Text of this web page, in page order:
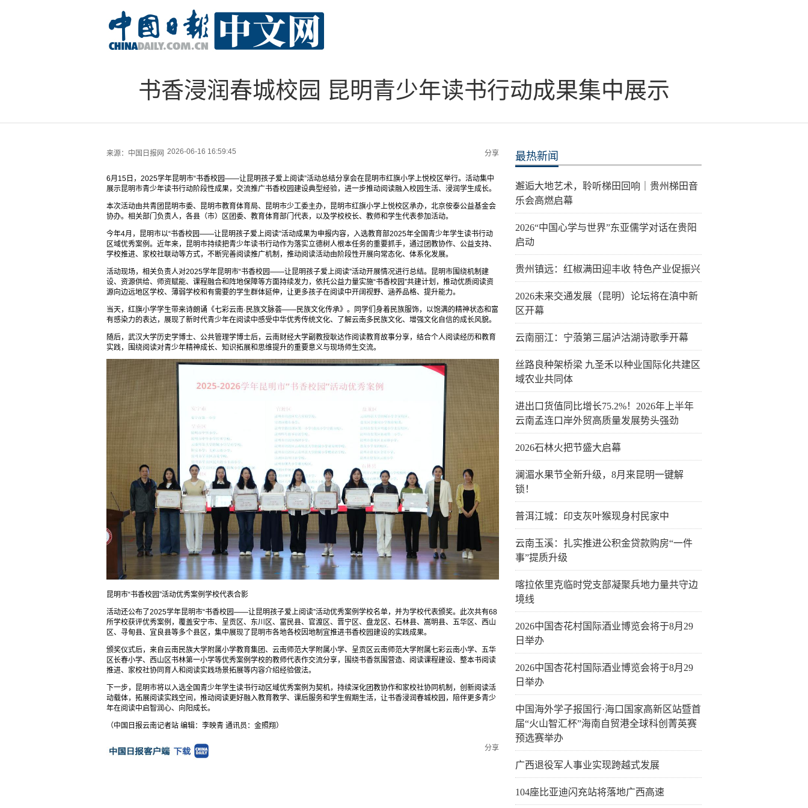
书香浸润春城校园 昆明青少年读书行动成果集中展示
来源： 中国日报网 2026-06-16 16:59:45 分享
6月15日，2025学年昆明市“书香校园——让昆明孩子爱上阅读”活动总结分享会在昆明市红旗小学上悦校区举行。活动集中
展示昆明市青少年读书行动阶段性成果，交流推广书香校园建设典型经验，进一步推动阅读融入校园生活、浸润学生成长。
本次活动由共青团昆明市委、昆明市教育体育局、昆明市少工委主办，昆明市红旗小学上悦校区承办，北京侒泰公益基金会
协办。相关部门负责人，各县（市）区团委、教育体育部门代表，以及学校校长、教师和学生代表参加活动。
今年4月，昆明市以“书香校园——让昆明孩子爱上阅读”活动成果为申报内容，入选教育部2025年全国青少年学生读书行动
区域优秀案例。近年来，昆明市持续把青少年读书行动作为落实立德树人根本任务的重要抓手，通过团教协作、公益支持、
学校推进、家校社联动等方式，不断完善阅读推广机制，推动阅读活动由阶段性开展向常态化、体系化发展。
活动现场，相关负责人对2025学年昆明市“书香校园——让昆明孩子爱上阅读”活动开展情况进行总结。昆明市围绕机制建
设、资源供给、师资赋能、课程融合和阵地保障等方面持续发力，依托公益力量实施“书香校园”共建计划，推动优质阅读资
源向边远地区学校、薄弱学校和有需要的学生群体延伸，让更多孩子在阅读中开阔视野、涵养品格、提升能力。
当天，红旗小学学生带来诗朗诵《七彩云南·民族文脉荟——民族文化传承》。同学们身着民族服饰，以饱满的精神状态和富
有感染力的表达，展现了新时代青少年在阅读中感受中华优秀传统文化、了解云南多民族文化、增强文化自信的成长风貌。
随后，武汉大学历史学博士、公共管理学博士后，云南财经大学副教授耿达作阅读教育故事分享，结合个人阅读经历和教育
实践，围绕阅读对青少年精神成长、知识拓展和思维提升的重要意义与现场师生交流。
昆明市“书香校园”活动优秀案例学校代表合影
活动还公布了2025学年昆明市“书香校园——让昆明孩子爱上阅读”活动优秀案例学校名单，并为学校代表颁奖。此次共有68
所学校获评优秀案例，覆盖安宁市、呈贡区、东川区、富民县、官渡区、晋宁区、盘龙区、石林县、嵩明县、五华区、西山
区、寻甸县、宜良县等多个县区，集中展现了昆明市各地各校因地制宜推进书香校园建设的实践成果。
颁奖仪式后，来自云南民族大学附属小学教育集团、云南师范大学附属小学、呈贡区云南师范大学附属七彩云南小学、五华
区长春小学、西山区书林第一小学等优秀案例学校的教师代表作交流分享，围绕书香氛围营造、阅读课程建设、整本书阅读
推进、家校社协同育人和阅读实践场景拓展等内容介绍经验做法。
下一步，昆明市将以入选全国青少年学生读书行动区域优秀案例为契机，持续深化团教协作和家校社协同机制，创新阅读活
动载体，拓展阅读实践空间，推动阅读更好融入教育教学、课后服务和学生假期生活，让书香浸润春城校园，陪伴更多青少
年在阅读中启智润心、向阳成长。
（中国日报云南记者站 编辑：李映青 通讯员：金照翔）
分享
最热新闻
邂逅大地艺术，聆听梯田回响｜贵州梯田音
乐会高燃启幕
2026“中国心学与世界”东亚儒学对话在贵阳
启动
贵州镇远：红椒满田迎丰收 特色产业促振兴
2026未来交通发展（昆明）论坛将在滇中新
区开幕
云南丽江：宁蒗第三届泸沽湖诗歌季开幕
丝路良种架桥梁 九圣禾以种业国际化共建区
域农业共同体
进出口货值同比增长75.2%！2026年上半年
云南孟连口岸外贸高质量发展势头强劲
2026石林火把节盛大启幕
澜湄水果节全新升级，8月来昆明一键解
锁！
普洱江城：印支灰叶猴现身村民家中
云南玉溪：扎实推进公积金贷款购房“一件
事”提质升级
喀拉依里克临时党支部凝聚兵地力量共守边
境线
2026中国杏花村国际酒业博览会将于8月29
日举办
2026中国杏花村国际酒业博览会将于8月29
日举办
中国海外学子报国行·海口国家高新区站暨首
届“火山智汇杯”海南自贸港全球科创菁英赛
预选赛举办
广西退役军人事业实现跨越式发展
104座比亚迪闪充站将落地广西高速